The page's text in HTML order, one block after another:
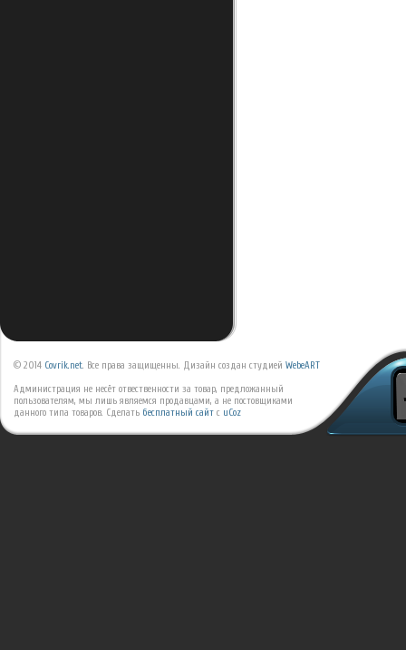
© 2014 Covrik.net. Все права защищенны. Дизайн создан студией WebeART
Администрация не несёт отвественности за товар, предложанный
пользователям, мы лишь являемся продавцами, а не постовщиками
данного типа товаров. Сделать бесплатный сайт с uCoz